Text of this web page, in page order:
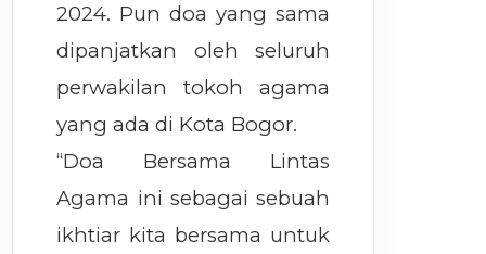
2024. Pun doa yang sama
dipanjatkan oleh seluruh
perwakilan tokoh agama
yang ada di Kota Bogor.
“Doa Bersama Lintas
Agama ini sebagai sebuah
ikhtiar kita bersama untuk